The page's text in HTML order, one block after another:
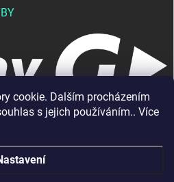
cookie. Dalším procházením
s jejich používáním.. Více
. Všechna práva vyhrazena.